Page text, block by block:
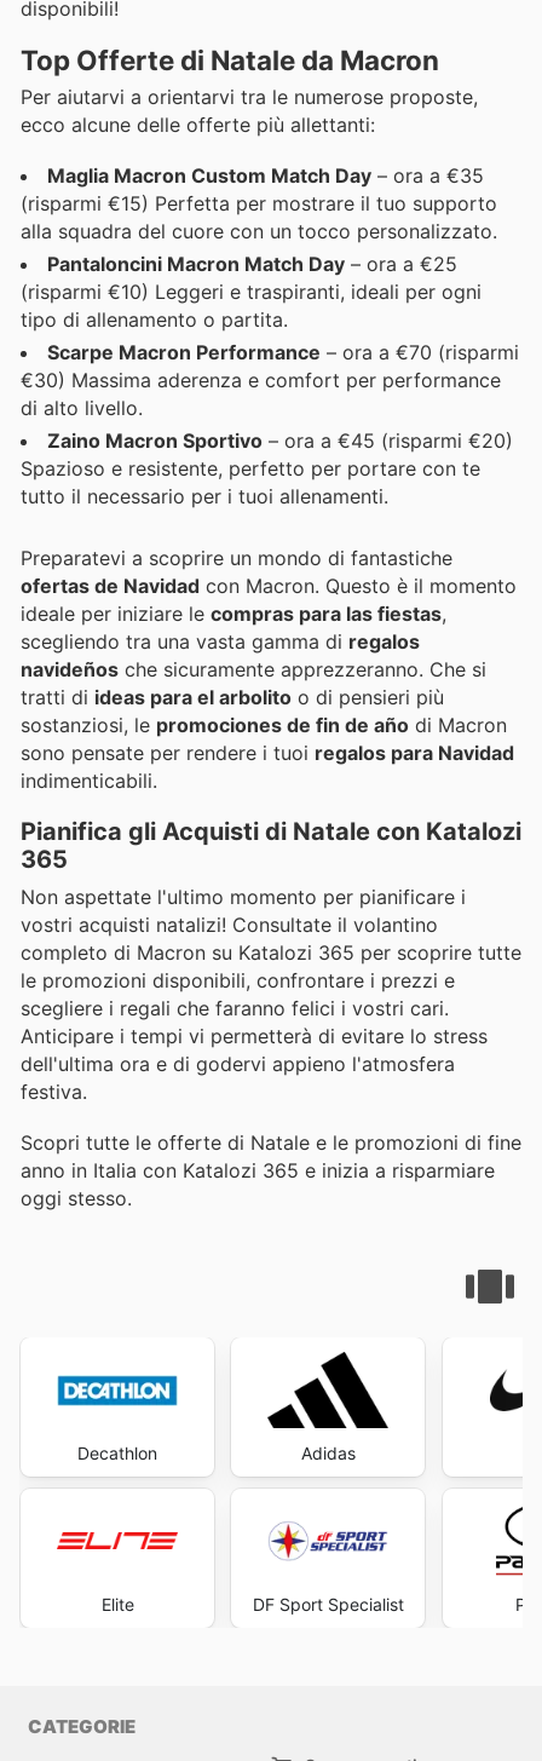
disponibili!
Top Offerte di Natale da Macron
Per aiutarvi a orientarvi tra le numerose proposte,
ecco alcune delle offerte più allettanti:
Maglia Macron Custom Match Day – ora a €35
(risparmi €15) Perfetta per mostrare il tuo supporto
alla squadra del cuore con un tocco personalizzato.
Pantaloncini Macron Match Day – ora a €25
(risparmi €10) Leggeri e traspiranti, ideali per ogni
tipo di allenamento o partita.
Scarpe Macron Performance – ora a €70 (risparmi
€30) Massima aderenza e comfort per performance
di alto livello.
Zaino Macron Sportivo – ora a €45 (risparmi €20)
Spazioso e resistente, perfetto per portare con te
tutto il necessario per i tuoi allenamenti.
Preparatevi a scoprire un mondo di fantastiche
ofertas de Navidad con Macron. Questo è il momento
ideale per iniziare le compras para las fiestas,
scegliendo tra una vasta gamma di regalos
navideños che sicuramente apprezzeranno. Che si
tratti di ideas para el arbolito o di pensieri più
sostanziosi, le promociones de fin de año di Macron
sono pensate per rendere i tuoi regalos para Navidad
indimenticabili.
Pianifica gli Acquisti di Natale con Katalozi
365
Non aspettate l'ultimo momento per pianificare i
vostri acquisti natalizi! Consultate il volantino
completo di Macron su Katalozi 365 per scoprire tutte
le promozioni disponibili, confrontare i prezzi e
scegliere i regali che faranno felici i vostri cari.
Anticipare i tempi vi permetterà di evitare lo stress
dell'ultima ora e di godervi appieno l'atmosfera
festiva.
Scopri tutte le offerte di Natale e le promozioni di fine
anno in Italia con Katalozi 365 e inizia a risparmiare
oggi stesso.
Decathlon
Elite
Adidas
DF Sport Specialist
CATEGORIE